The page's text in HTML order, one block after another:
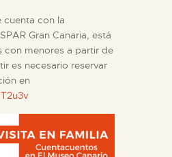
cuenta con la
Gran Canaria, está
con menores a partir de
es necesario reservar
en